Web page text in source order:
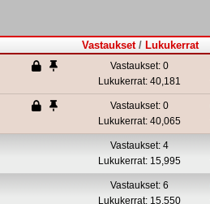
Vastaukset/ Lukukerrat
Vastaukset: 0
Lukukerrat: 40,181
Vastaukset: 0
Lukukerrat: 40,065
Vastaukset: 4
Lukukerrat: 15,995
Vastaukset: 6
Lukukerrat: 15,550